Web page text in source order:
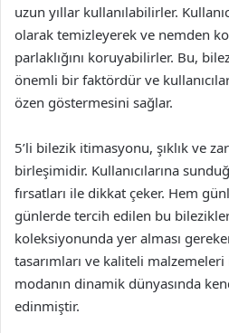
uzun yıllar kullanılabilirler.
olarak temizleyerek ve nemden
parlaklığını koruyabilirler. Bu,
önemli bir faktördür ve
özen göstermesini sağlar.
5’li bilezik itimasyonu, şıklık ve
birleşimidir. Kullanıcılarına
fırsatları ile dikkat çeker. Hem
günlerde tercih edilen bu bilezikler,
koleksiyonunda yer alması
tasarımları ve kaliteli
modanın dinamik dünyasında
edinmiştir.